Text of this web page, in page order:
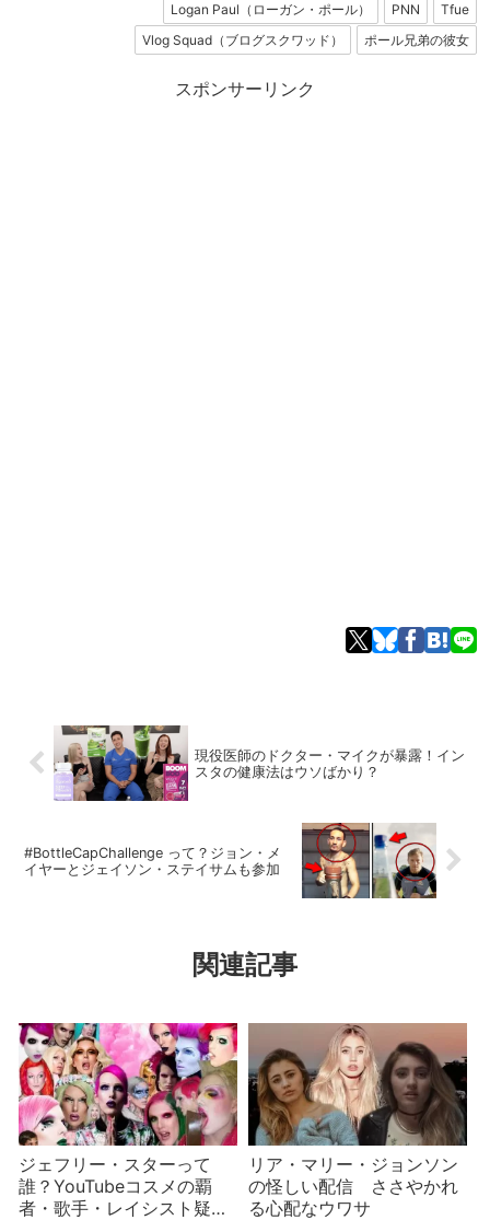
Logan Paul（ローガン・ポール）
PNN
Tfue
Vlog Squad（ブログスクワッド）
ポール兄弟の彼女
スポンサーリンク
現役医師のドクター・マイクが暴露！イン
スタの健康法はウソばかり？
#BottleCapChallenge って？ジョン・メ
イヤーとジェイソン・ステイサムも参加
関連記事
ジェフリー・スターって
誰？YouTubeコスメの覇
者・歌手・レイシスト疑
リア・マリー・ジョンソン
の怪しい配信 ささやかれ
る心配なウワサ